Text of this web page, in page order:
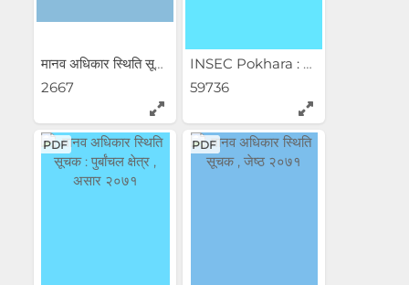
मानव अधिकार स्थिति सूचक ...
2667
INSEC Pokhara : Situation...
59736
PDF PDF